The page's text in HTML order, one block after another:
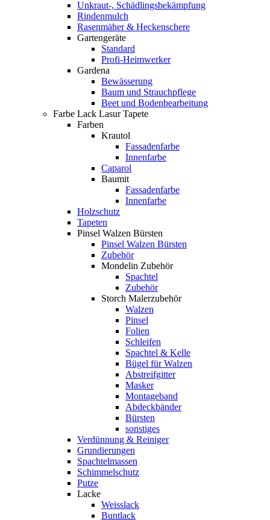
Unkraut-, Schädlingsbekämpfung
Rindenmulch
Rasenmäher & Heckenschere
Gartengeräte
Standard
Profi-Heimwerker
Gardena
Bewässerung
Baum und Strauchpflege
Beet und Bodenbearbeitung
Farbe Lack Lasur Tapete
Farben
Krautol
Fassadenfarbe
Innenfarbe
Caparol
Baumit
Fassadenfarbe
Innenfarbe
Holzschutz
Tapeten
Pinsel Walzen Bürsten
Pinsel Walzen Bürsten
Zubehör
Mondelin Zubehör
Spachtel
Zubehör
Storch Malerzubehör
Walzen
Pinsel
Folien
Schleifen
Spachtel & Kelle
Bügel für Walzen
Abstreifgitter
Masker
Montageband
Abdeckbänder
Bürsten
sonstiges
Verdünnung & Reiniger
Grundierungen
Spachtelmassen
Schimmelschutz
Putze
Lacke
Weisslack
Buntlack